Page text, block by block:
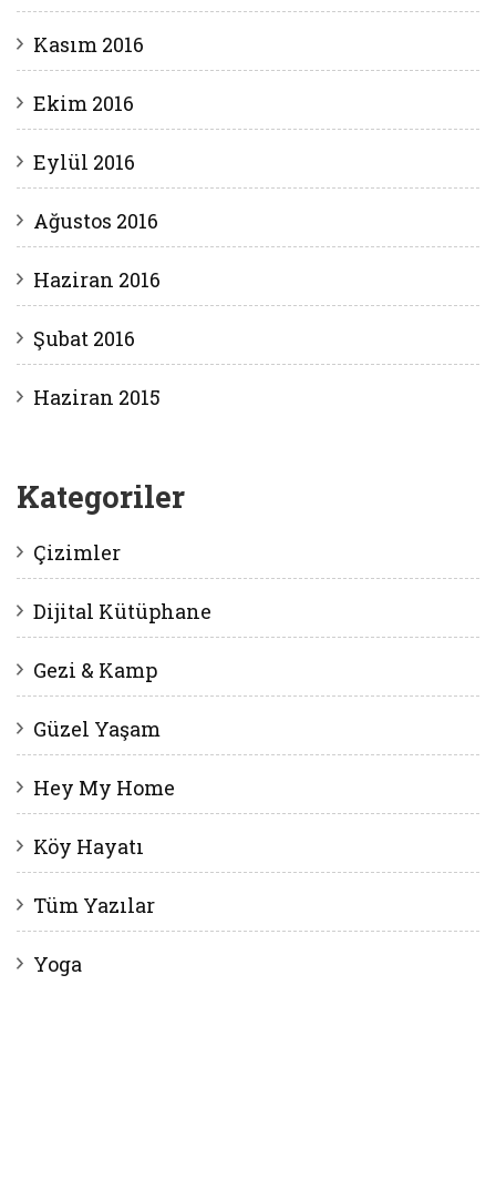
Kasım 2016
Ekim 2016
Eylül 2016
Ağustos 2016
Haziran 2016
Şubat 2016
Haziran 2015
Kategoriler
Çizimler
Dijital Kütüphane
Gezi & Kamp
Güzel Yaşam
Hey My Home
Köy Hayatı
Tüm Yazılar
Yoga